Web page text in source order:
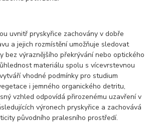
uvnitř pryskyřice zachovány v dobře
a jejich rozmístění umožňuje sledovat
bez výraznějšího překrývání nebo optického
materiálu spolu s vícevrstevnou
vhodné podmínky pro studium
i jemného organického detritu,
vzhled odpovídá přirozenému uzavření v
výronech pryskyřice a zachovává
původního pralesního prostředí.